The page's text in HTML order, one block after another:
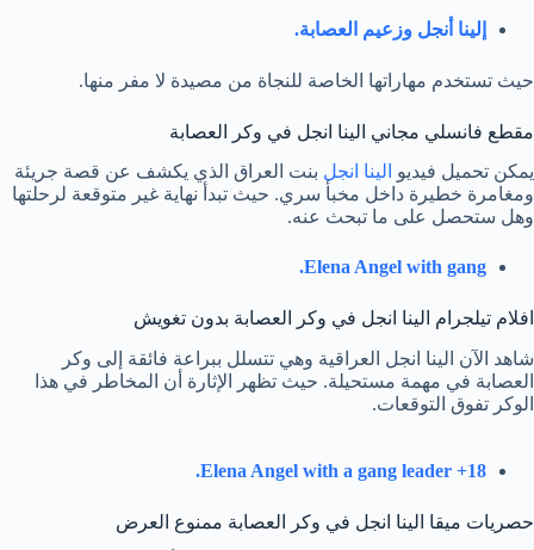
إلينا أنجل وزعيم العصابة.
حيث تستخدم مهاراتها الخاصة للنجاة من مصيدة لا مفر منها.
مقطع فانسلي مجاني الينا انجل في وكر العصابة
يمكن تحميل فيديو الينا انجل بنت العراق الذي يكشف عن قصة جريئة
ومغامرة خطيرة داخل مخبأ سري. حيث تبدأ نهاية غير متوقعة لرحلتها
وهل ستحصل على ما تبحث عنه.
Elena Angel with gang.
افلام تيلجرام الينا انجل في وكر العصابة بدون تغويش
شاهد الآن الينا انجل العراقية وهي تتسلل ببراعة فائقة إلى وكر
العصابة في مهمة مستحيلة. حيث تظهر الإثارة أن المخاطر في هذا
الوكر تفوق التوقعات.
Elena Angel with a gang leader +18.
حصريات ميقا الينا انجل في وكر العصابة ممنوع العرض